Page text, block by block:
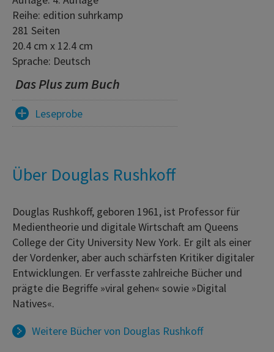
Reihe: edition suhrkamp
281 Seiten
20.4 cm x 12.4 cm
Sprache: Deutsch
Das Plus zum Buch
Leseprobe
Über Douglas Rushkoff
Douglas Rushkoff, geboren 1961, ist Professor für
Medientheorie und digitale Wirtschaft am Queens
College der City University New York. Er gilt als einer
der Vordenker, aber auch schärfsten Kritiker digitaler
Entwicklungen. Er verfasste zahlreiche Bücher und
prägte die Begriffe »viral gehen« sowie »Digital
Natives«.
Weitere Bücher von Douglas Rushkoff